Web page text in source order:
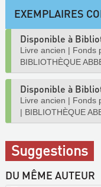
EXEMPLAIRES
Disponible à
Livre ancien | Fonds
BIBLIOTHÈQUE
Disponible à
Livre ancien | Fonds
| BIBLIOTHÈQUE
Suggestions
DU MÊME AUTEUR